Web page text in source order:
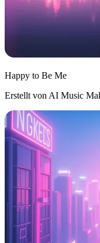
Happy to Be Me
Erstellt von AI Music